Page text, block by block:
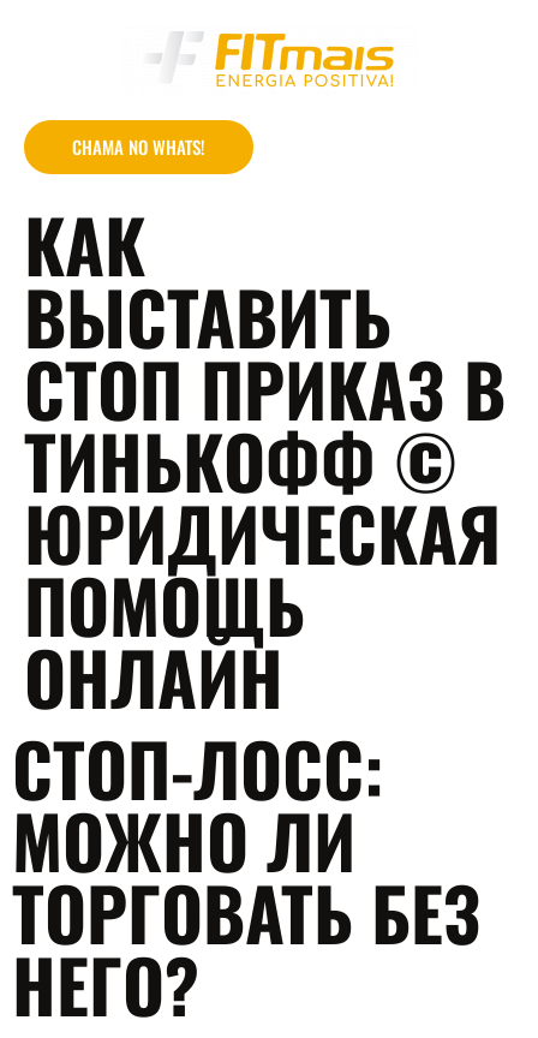
CHAMA NO WHATS!
КАК
ВЫСТАВИТЬ
СТОП ПРИКАЗ В
ТИНЬКОФФ ©
ЮРИДИЧЕСКАЯ
ПОМОЩЬ
ОНЛАЙН
СТОП-ЛОСС:
МОЖНО ЛИ
ТОРГОВАТЬ БЕЗ
НЕГО?